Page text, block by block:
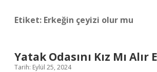
Etiket: Erkeğin çeyizi olur mu
Yatak Odasını Kız Mı Alır
Tarih: Eylül 25, 2024